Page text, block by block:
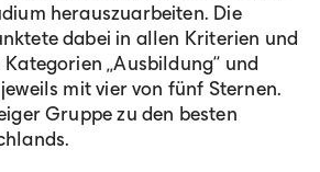
herauszuarbeiten. Die
dabei in allen Kriterien und
„Ausbildung“ und
mit vier von fünf Sternen.
Gruppe zu den besten